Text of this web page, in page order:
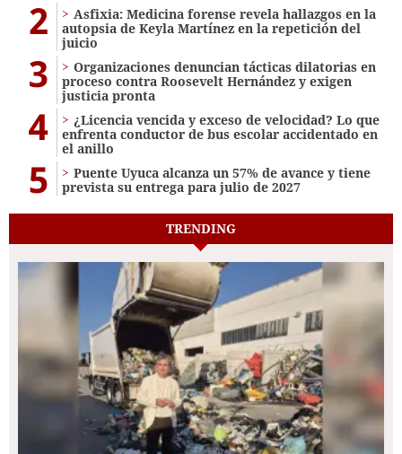
2
Asfixia: Medicina forense revela hallazgos en la
autopsia de Keyla Martínez en la repetición del
juicio
3
Organizaciones denuncian tácticas dilatorias en
proceso contra Roosevelt Hernández y exigen
justicia pronta
4
¿Licencia vencida y exceso de velocidad? Lo que
enfrenta conductor de bus escolar accidentado en
el anillo
5
Puente Uyuca alcanza un 57% de avance y tiene
prevista su entrega para julio de 2027
TRENDING